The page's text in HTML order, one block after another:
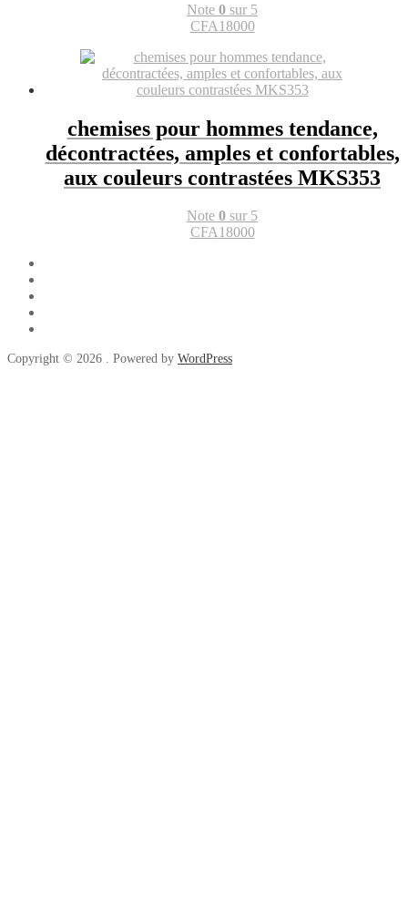
Note 0 sur 5
CFA 18000
chemises pour hommes tendance,
décontractées, amples et confortables,
aux couleurs contrastées MKS353
Note 0 sur 5
CFA18000
Copyright © 2026 . Powered by WordPress